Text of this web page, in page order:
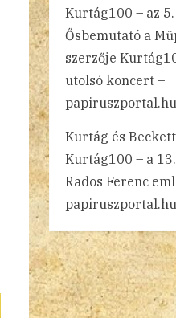
Kurtág100 – az
Ősbemutató a
szerzője
utolsó koncert –
papiruszportal.hu
Kurtág és Beckett
Kurtág100 – a
Rados Ferenc
papiruszportal.hu